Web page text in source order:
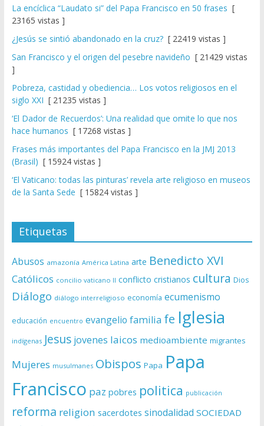
La encíclica “Laudato si” del Papa Francisco en 50 frases [
23165 vistas ]
¿Jesús se sintió abandonado en la cruz?[ 22419 vistas ]
San Francisco y el origen del pesebre navideño [ 21429 vistas
]
Pobreza, castidad y obediencia… Los votos religiosos en el
siglo XXI [ 21235 vistas ]
‘El Dador de Recuerdos’: Una realidad que omite lo que nos
hace humanos [ 17268 vistas ]
Frases más importantes del Papa Francisco en la JMJ 2013
(Brasil) [ 15924 vistas ]
‘El Vaticano: todas las pinturas’ revela arte religioso en museos
de la Santa Sede [ 15824 vistas ]
Etiquetas
Abusos amazonía América Latina arte Benedicto XVI
Católicos concilio vaticano II conflicto cristianos cultura Dios
Diálogo diálogo interreligioso economía ecumenismo
educación encuentro evangelio familia fe Iglesia
indígenas Jesus jovenes laicos medioambiente migrantes
Mujeres musulmanes Obispos Papa Papa
Francisco paz pobres politica publicación
reforma religion sacerdotes sinodalidad SOCIEDAD